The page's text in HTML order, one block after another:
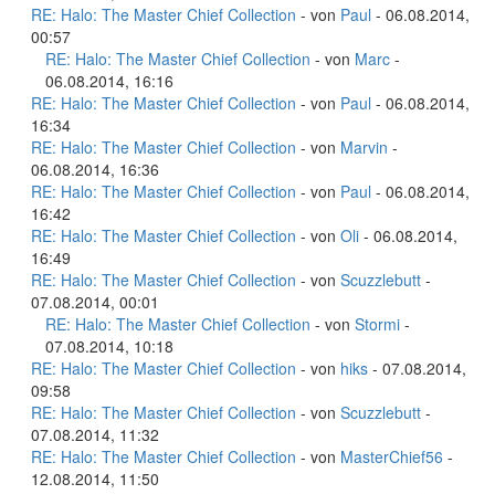
RE: Halo: The Master Chief Collection - von Paul - 06.08.2014,
00:57
RE: Halo: The Master Chief Collection - von Marc -
06.08.2014, 16:16
RE: Halo: The Master Chief Collection - von Paul - 06.08.2014,
16:34
RE: Halo: The Master Chief Collection - von Marvin -
06.08.2014, 16:36
RE: Halo: The Master Chief Collection - von Paul - 06.08.2014,
16:42
RE: Halo: The Master Chief Collection - von Oli - 06.08.2014,
16:49
RE: Halo: The Master Chief Collection - von Scuzzlebutt -
07.08.2014, 00:01
RE: Halo: The Master Chief Collection - von Stormi -
07.08.2014, 10:18
RE: Halo: The Master Chief Collection - von hiks - 07.08.2014,
09:58
RE: Halo: The Master Chief Collection - von Scuzzlebutt -
07.08.2014, 11:32
RE: Halo: The Master Chief Collection - von MasterChief56 -
12.08.2014, 11:50